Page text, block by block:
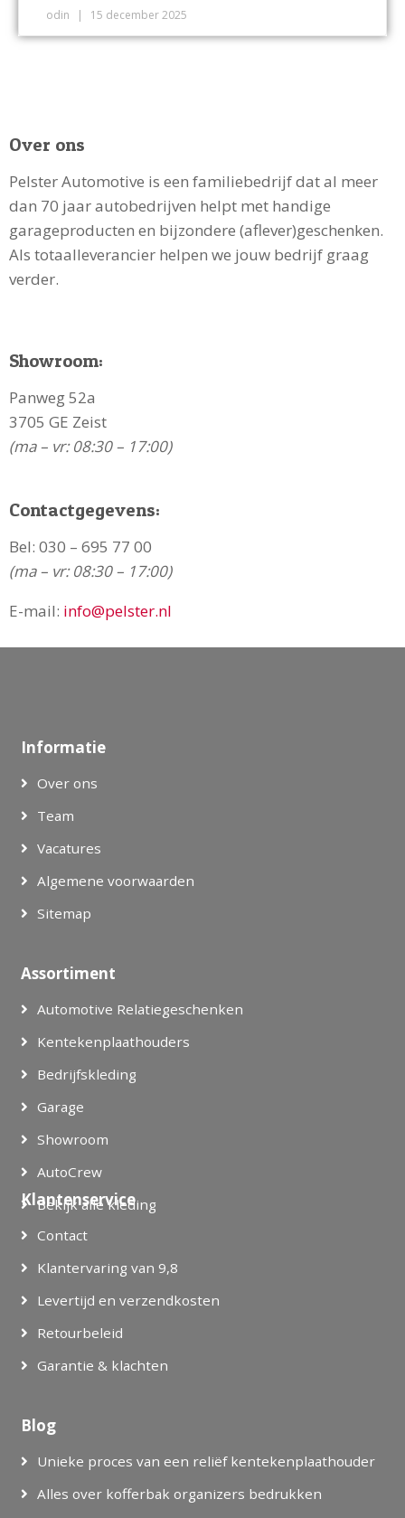
odin 15 december 2025
Over ons
Pelster Automotive is een familiebedrijf dat al meer
dan 70 jaar autobedrijven helpt met handige
garageproducten en bijzondere (aflever)geschenken.
Als totaalleverancier helpen we jouw bedrijf graag
verder.
Showroom:
Panweg 52a
3705 GE Zeist
(ma – vr: 08:30 – 17:00)
Contactgegevens:
Bel: 030 – 695 77 00
(ma – vr: 08:30 – 17:00)
E-mail: info@pelster.nl
Informatie
Over ons
Team
Vacatures
Algemene voorwaarden
Sitemap
Assortiment
Automotive Relatiegeschenken
Kentekenplaathouders
Bedrijfskleding
Garage
Showroom
AutoCrew
Bekijk alle kleding
Klantenservice
Contact
Klantervaring van 9,8
Levertijd en verzendkosten
Retourbeleid
Garantie & klachten
Blog
Unieke proces van een reliëf kentekenplaathouder
Alles over kofferbak organizers bedrukken